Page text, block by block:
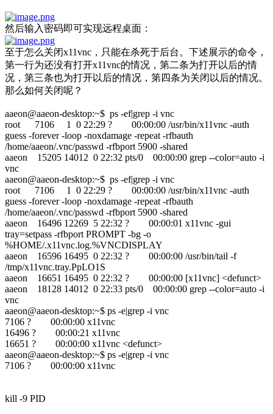
然后输入密码即可实现远程桌面：
至于怎么关闭x11vnc，只能在杀死于后台。下述展示的命令，
第一行为还没有打开x11vnc的情况，第二条为打开以后的情
况，第三条也为打开以后的情况，第四条为关闭以后的情况。
那么如何关闭呢？
aaeon@aaeon-desktop:~$ ps -ef|grep -i vnc
root 7106 1 0 22:29 ? 00:00:00 /usr/bin/x11vnc -auth
guess -forever -loop -noxdamage -repeat -rfbauth
/home/aaeon/.vnc/passwd -rfbport 5900 -shared
aaeon 15205 14012 0 22:32 pts/0 00:00:00 grep --color=auto -i
vnc
aaeon@aaeon-desktop:~$ ps -ef|grep -i vnc
root 7106 1 0 22:29 ? 00:00:00 /usr/bin/x11vnc -auth
guess -forever -loop -noxdamage -repeat -rfbauth
/home/aaeon/.vnc/passwd -rfbport 5900 -shared
aaeon 16496 12269 5 22:32 ? 00:00:01 x11vnc -gui
tray=setpass -rfbport PROMPT -bg -o
%HOME/.x11vnc.log.%VNCDISPLAY
aaeon 16596 16495 0 22:32 ? 00:00:00 /usr/bin/tail -f
/tmp/x11vnc.tray.PpLO1S
aaeon 16651 16495 0 22:32 ? 00:00:00 [x11vnc] <defunct>
aaeon 18128 14012 0 22:33 pts/0 00:00:00 grep --color=auto -i
vnc
aaeon@aaeon-desktop:~$ ps -e|grep -i vnc
7106 ? 00:00:00 x11vnc
16496 ? 00:00:21 x11vnc
16651 ? 00:00:00 x11vnc <defunct>
aaeon@aaeon-desktop:~$ ps -e|grep -i vnc
7106 ? 00:00:00 x11vnc
kill -9 PID